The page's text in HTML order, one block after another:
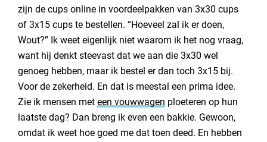
zijn de cups online in voordeelpakken van 3x30 cups
of 3x15 cups te bestellen. “Hoeveel zal ik er doen,
Wout?” Ik weet eigenlijk niet waarom ik het nog vraag,
want hij denkt steevast dat we aan die 3x30 wel
genoeg hebben, maar ik bestel er dan toch 3x15 bij.
Voor de zekerheid. En dat is meestal een prima idee.
Zie ik mensen met een vouwwagen ploeteren op hun
laatste dag? Dan breng ik even een bakkie. Gewoon,
omdat ik weet hoe goed me dat toen deed. En hebben